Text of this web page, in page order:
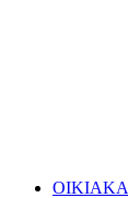
ΟΙΚΙΑΚΑ